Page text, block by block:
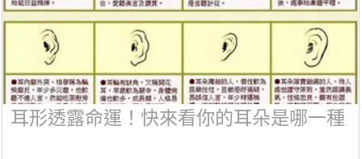
耳形透露命運！快來看你的耳朵是哪一種